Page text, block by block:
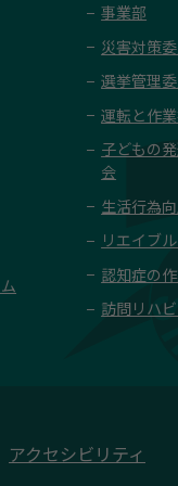
事業部
災害対策
選挙管理
運転と作
子どもの
会
生活行為
リエイブ
認知症の
訪問リハ
アクセシビリティ